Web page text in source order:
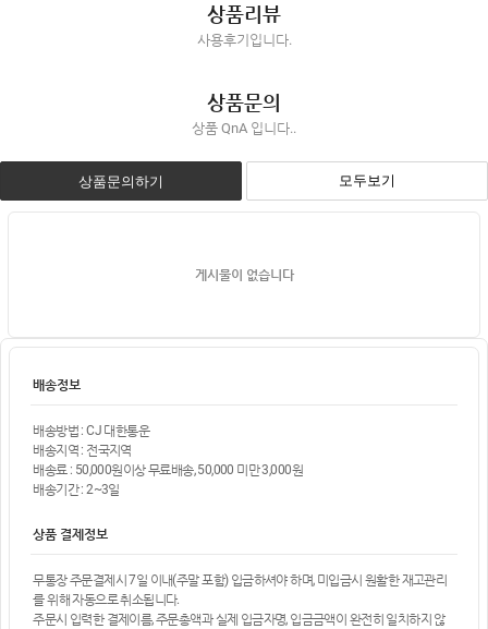
상품리뷰
사용후기입니다.
상품문의
상품 QnA 입니다..
상품문의하기 모두보기
게시물이 없습니다
배송정보
배송방법 : CJ 대한통운
배송지역 : 전국지역
배송료 : 50,000원이상 무료배송, 50,000 미만 3,000원
배송기간 : 2~3일
상품 결제정보
무통장 주문결제시 7일 이내(주말 포함) 입금하셔야 하며, 미입금시 원활한 재고관리
를 위해 자동으로 취소됩니다.
주문시 입력한 결제이름, 주문총액과 실제 입금자명, 입금금액이 완전히 일치하지 않